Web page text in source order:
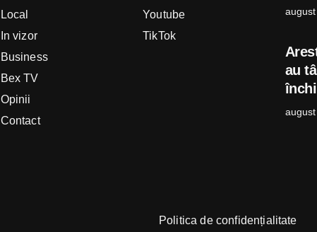
Local
In vizor
Business
Bex TV
Opinii
Contact
Youtube
TikTok
au
Politica de confidențialitate